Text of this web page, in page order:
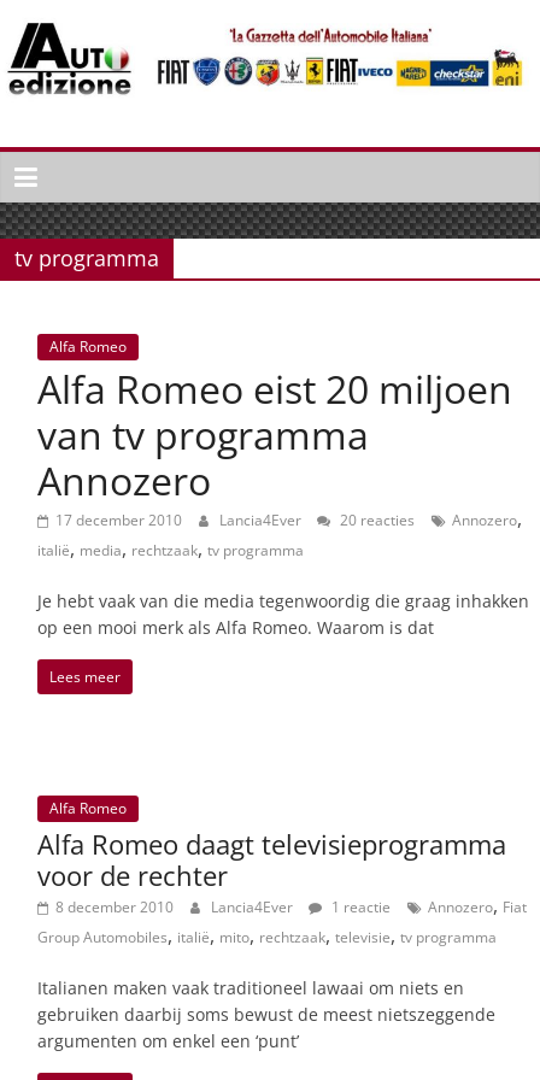
naar
inhoud
Auto
Edizione
La
Gazetta
dell'Automobile
Italiaans
autonieuws
lifestyle
tv programma
Alfa Romeo
Alfa Romeo eist 20 miljoen
van tv programma
Annozero
17 december 2010 Lancia4Ever 20 reacties Annozero,
italië, media, rechtzaak, tv programma
Je hebt vaak van die media tegenwoordig die graag inhakken
op een mooi merk als Alfa Romeo. Waarom is dat
Lees meer
Alfa Romeo
Alfa Romeo daagt televisieprogramma
voor de rechter
8 december 2010 Lancia4Ever 1 reactie Annozero, Fiat
Group Automobiles, italië, mito, rechtzaak, televisie, tv programma
Italianen maken vaak traditioneel lawaai om niets en
gebruiken daarbij soms bewust de meest nietszeggende
argumenten om enkel een ‘punt’